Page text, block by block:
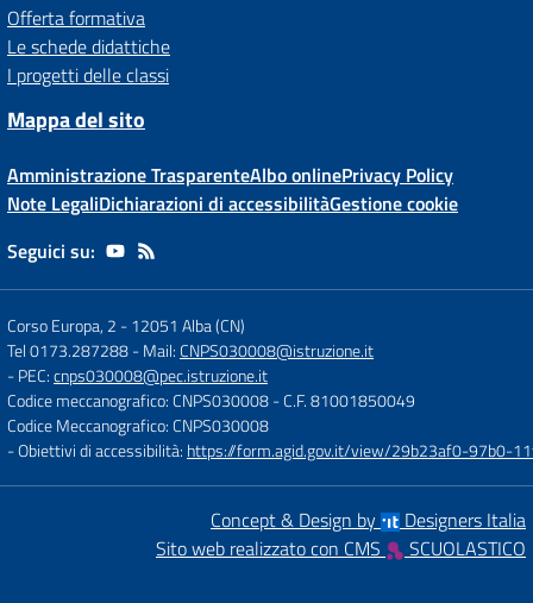
Offerta formativa
Le schede didattiche
I progetti delle classi
Mappa del sito
Amministrazione TrasparenteAlbo onlinePrivacy Policy
Note LegaliDichiarazioni di accessibilitàGestione cookie
Seguici su:
Corso Europa, 2 -12051 Alba (CN)
Tel 0173.287288- Mail:CNPS030008@istruzione.it
- PEC:cnps030008@pec.istruzione.it
Codice meccanografico: CNPS030008- C.F. 81001850049
Codice Meccanografico: CNPS030008
- Obiettivi di accessibilità: https://form.agid.gov.it/view/29b23af0-97b0-
Concept & Design by
Designers Italia
Sito web realizzato con CMS
SCUOLASTICO